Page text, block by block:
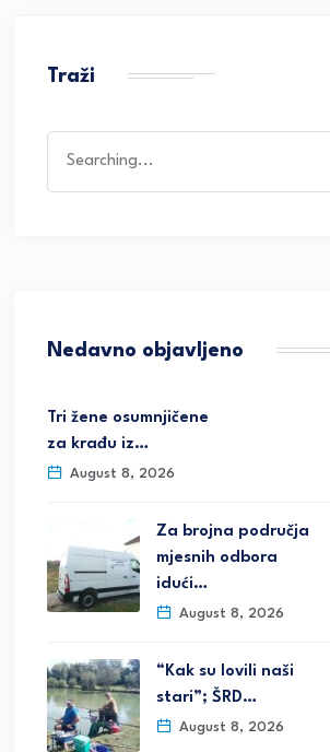
Traži
for:
Nedavno objavljeno
Tri žene osumnjičene
za krađu iz…
August 8, 2026
Za brojna područja
mjesnih odbora
idući…
August 8, 2026
“Kak su lovili naši
stari”; ŠRD…
August 8, 2026